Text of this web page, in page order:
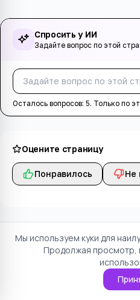
Спросить у ИИ
Задайте вопрос по этой
Осталось вопросов: 5. Только по
Оцените страницу
Понравилось Не
Мы используем куки для
Продолжая просмотр,